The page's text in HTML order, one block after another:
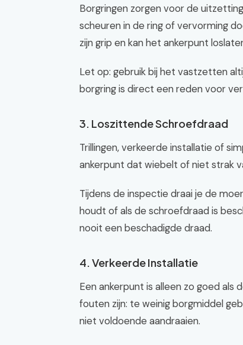
Borgringen zorgen voor de
scheuren in de ring of vervorming
zijn grip en kan het ankerpunt
Let op: gebruik bij het vastzetten
borgring is direct een reden voor
3. Loszittende Schroefdraad
Trillingen, verkeerde installatie of
ankerpunt dat wiebelt of niet strak
Tijdens de inspectie draai je de
houdt of als de schroefdraad is
nooit een beschadigde draad.
4. Verkeerde Installatie
Een ankerpunt is alleen zo goed
fouten zijn: te weinig borgmiddel
niet voldoende aandraaien.